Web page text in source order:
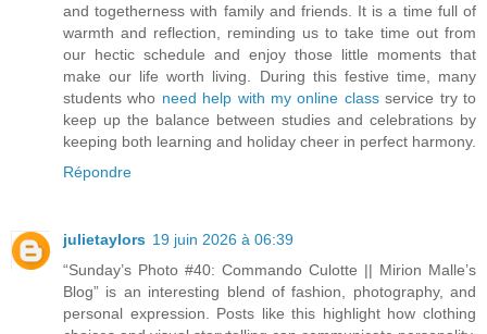
and togetherness with family and friends. It is a time full of
warmth and reflection, reminding us to take time out from
our hectic schedule and enjoy those little moments that
make our life worth living. During this festive time, many
students who need help with my online classservice try to
keep up the balance between studies and celebrations by
keeping both learning and holiday cheer in perfect harmony.
Répondre
julietaylors 19 juin 2026 à 06:39
“Sunday’s Photo #40: Commando Culotte || Mirion Malle’s
Blog” is an interesting blend of fashion, photography, and
personal expression. Posts like this highlight how clothing